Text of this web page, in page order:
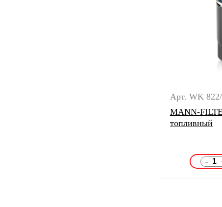
Арт. WK
MANN-
топливный
-